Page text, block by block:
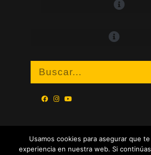
Usamos cookies para asegurar que
experiencia en nuestra web. Si